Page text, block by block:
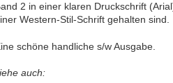
2 in einer klaren Druckschrift
Western-Stil-Schrift gehalten sind.
schöne handliche s/w Ausgabe.
auch: